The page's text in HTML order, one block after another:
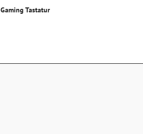
Gaming Tastatur